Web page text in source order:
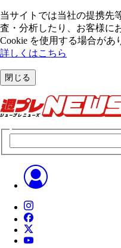
当サイトでは当社の提携先
査・分析したり、お客様に
Cookie を使⽤する場合があ
詳しくはこちら
閉じる